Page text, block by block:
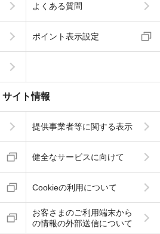
よくある質問
ポイント表示設定
サイト情報
提供事業者等に関する表示
健全なサービスに向けて
Cookieの利用について
お客さまのご利用端末から
の情報の外部送信について